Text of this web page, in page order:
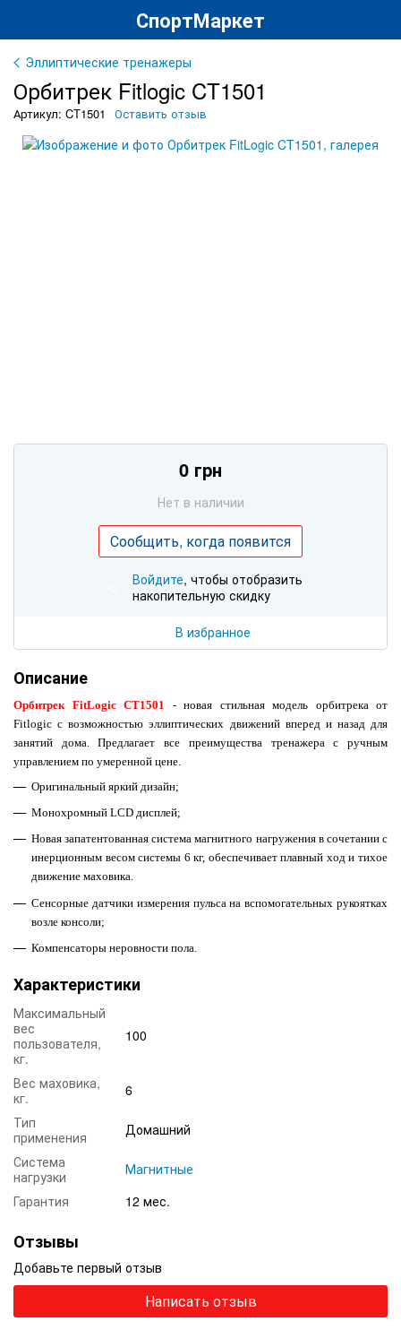
СпортМаркет
Эллиптические тренажеры
Орбитрек Fitlogic CT1501
Артикул: CT1501 Оставить отзыв
0 грн
Нет в наличии
Сообщить, когда появится
Войдите, чтобы отобразить
накопительную скидку
В избранное
Описание
Орбитрек FitLogic CT1501
- новая стильная модель орбитрека от
Fitlogic с возможностью эллиптических движений вперед и назад для
занятий дома.Предлагает все преимущества тренажера с ручным
управлением по умеренной цене.
Оригинальный яркий дизайн;
Монохромный LCD дисплей;
Новая запатентованная система магнитного нагружения в сочетании с
инерционным весом системы 6 кг, обеспечивает плавный ход и тихое
движение маховика.
Сенсорные датчики измерения пульса на вспомогательных рукоятках
возле консоли;
Компенсаторы неровности пола.
Характеристики
Максимальный
вес
пользователя,
кг.
100
Вес маховика,
кг.
6
Тип
применения
Домашний
Система
нагрузки
Магнитные
Гарантия
12 мес.
Отзывы
Добавьте первый отзыв
Написать отзыв